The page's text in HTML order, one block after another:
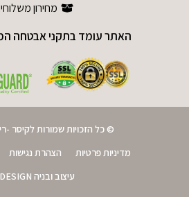
מחירון
האתר עומד בתקני אבטחה
© כל הזכויות שמורות לקיסר -
מדיניות פרטיות
הצהרת נגישות
עיצוב ובניה NDESIGN